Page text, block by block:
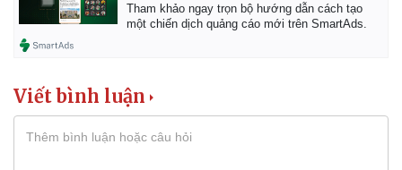
Tham khảo ngay trọn bộ hướng dẫn cách tạo
một chiến dịch quảng cáo mới trên SmartAds.
Viết bình luận